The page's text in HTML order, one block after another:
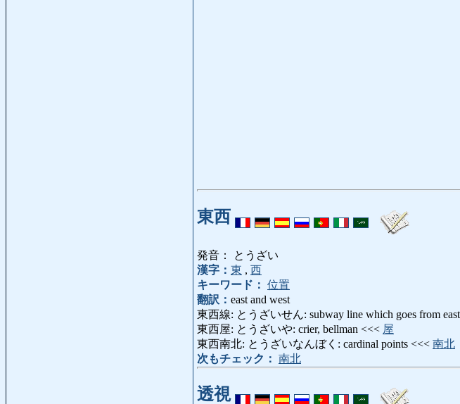
東西
発音： とうざい
漢字： 東 , 西
キーワード： 位置
翻訳： east and west
東西線: とうざいせん: subway line which goes from
東西屋: とうざいや: crier, bellman <<< 屋
東西南北: とうざいなんぼく: cardinal points <<< 南北
次もチェック： 南北
透視